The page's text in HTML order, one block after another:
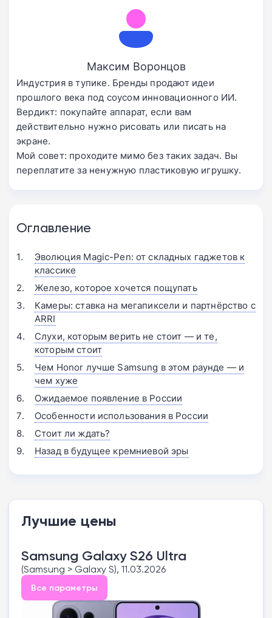
Максим Воронцов
Индустрия в тупике. Бренды продают идеи
прошлого века под соусом инновационного ИИ.
Вердикт: покупайте аппарат, если вам
действительно нужно рисовать или писать на
экране.
Мой совет: проходите мимо без таких задач. Вы
переплатите за ненужную пластиковую игрушку.
Оглавление
Эволюция Magic-Pen: от складных гаджетов к
классике
Железо, которое хочется пощупать
Камеры: ставка на мегапиксели и партнёрство с
ARRI
Слухи, которым верить не стоит — и те,
которым стоит
Чем Honor лучше Samsung в этом раунде — и
чем хуже
Ожидаемое появление в России
Особенности использования в России
Стоит ли ждать?
Назад в будущее кремниевой эры
Лучшие цены
Samsung Galaxy S26 Ultra
(Samsung > Galaxy S), 11.03.2026
Все параметры